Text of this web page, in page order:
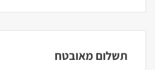
תשלום מאובטח